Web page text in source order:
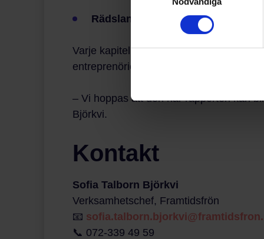
Rädslan för ensamhet är utbredd,
Varje kapitel i rapporten avslutas med
entreprenöriellt lärande och
– Vi hoppas att den här rapporten kan
Björkvi.
Kontakt
Sofia Talborn Björkvi
Verksamhetschef, Framtidsfrön
📧
📞 072-339 49 59